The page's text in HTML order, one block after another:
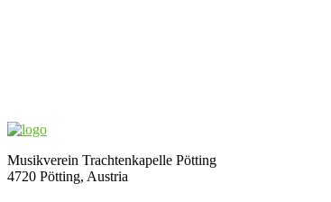
Musikverein Trachtenkapelle Pötting
4720 Pötting, Austria